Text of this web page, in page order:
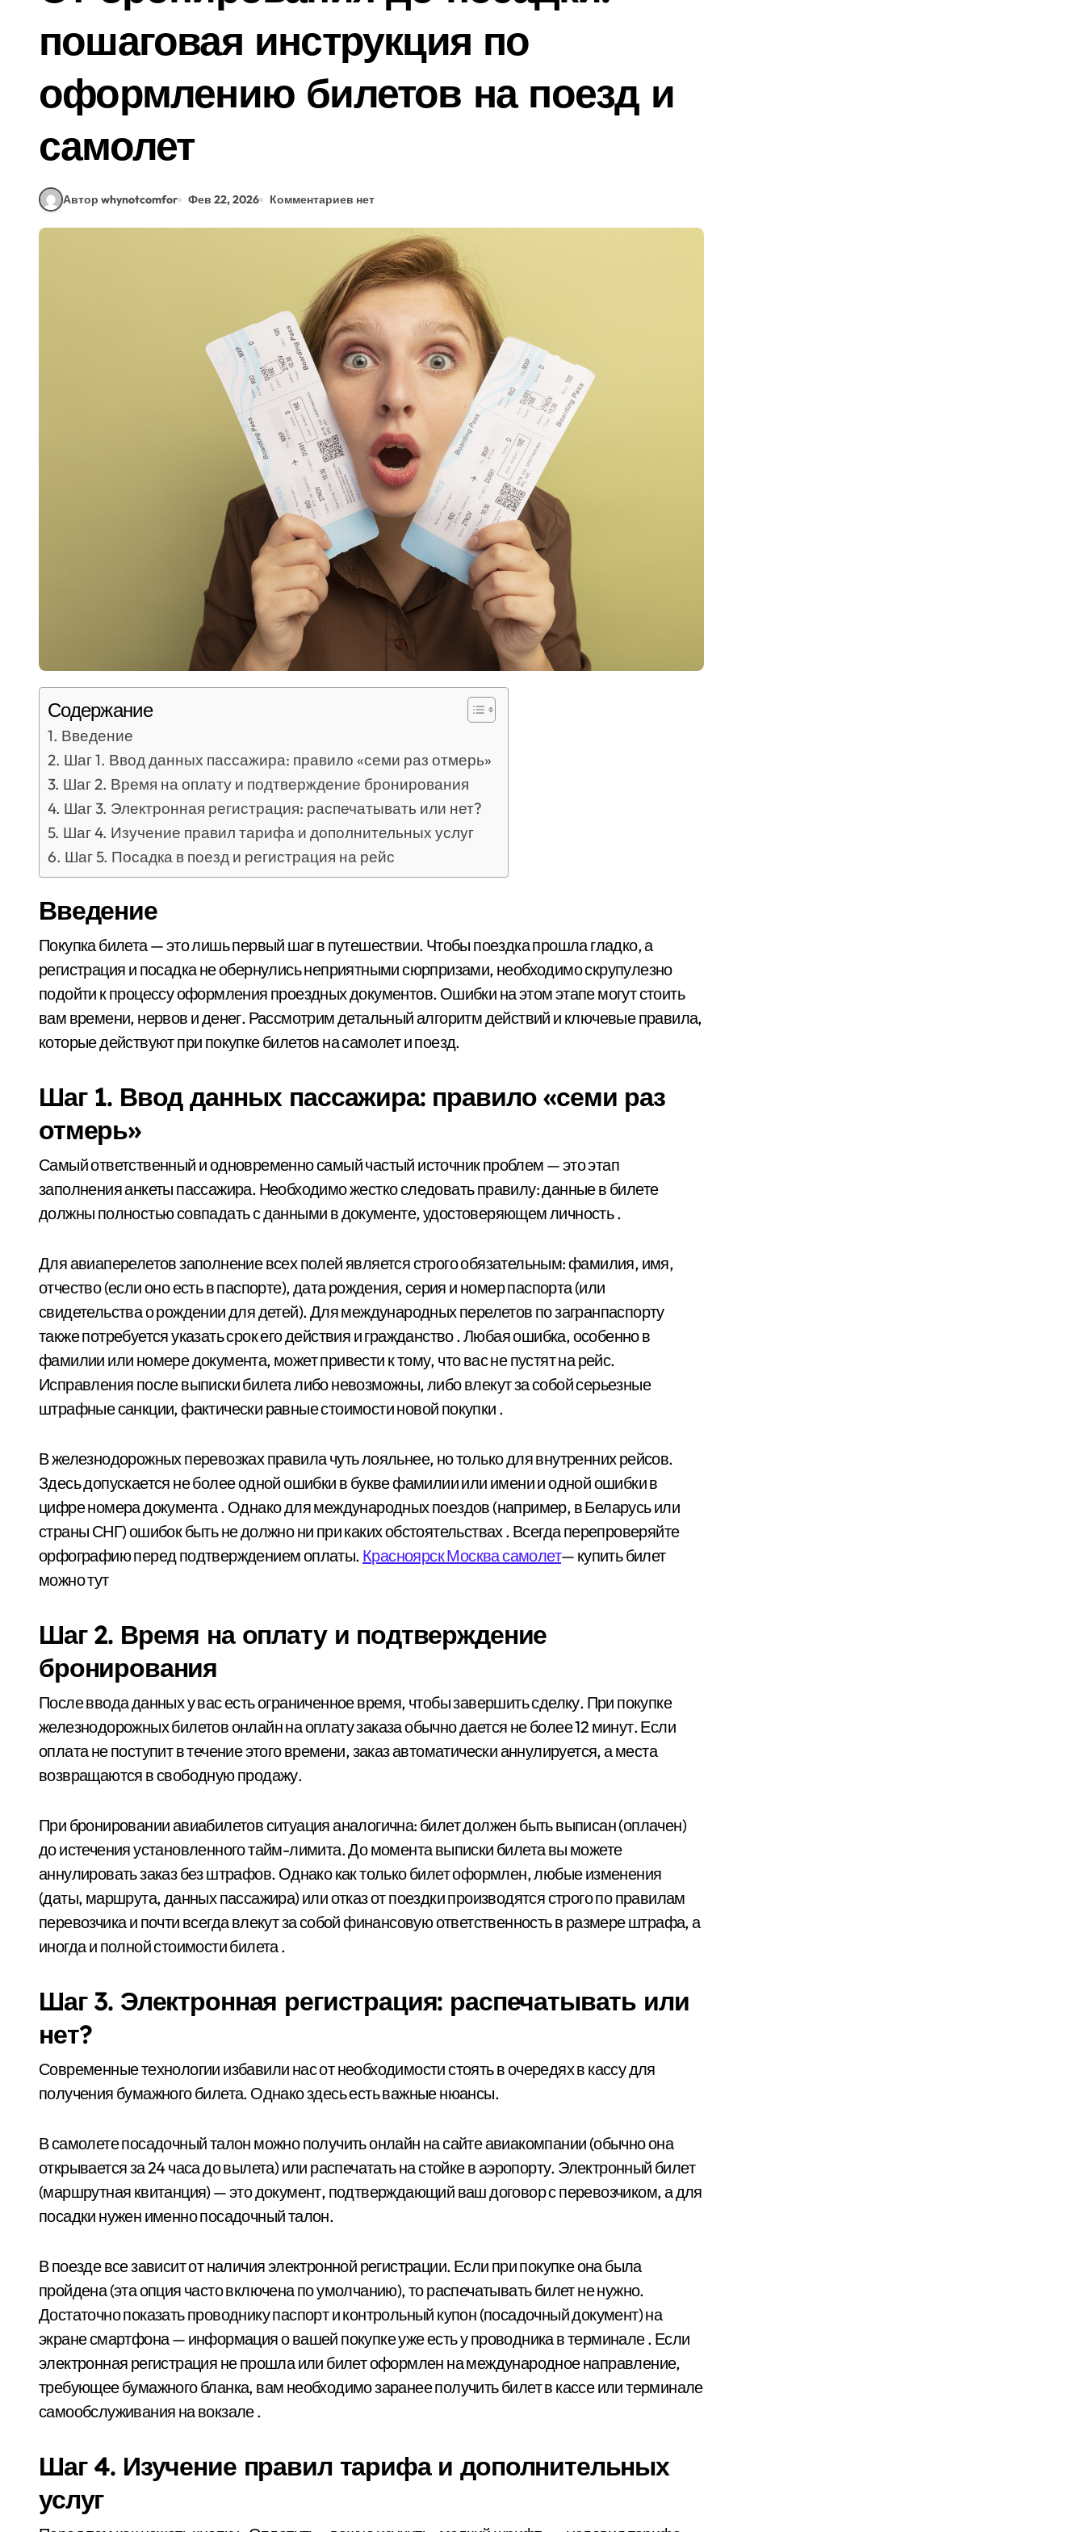
пошаговая инструкция по
оформлению билетов на поезд и
самолет
Автор whynotcomfor Фев 22, 2026 Комментариев нет
Содержание
Введение
Шаг 1. Ввод данных пассажира: правило «семи раз отмерь»
Шаг 2. Время на оплату и подтверждение бронирования
Шаг 3. Электронная регистрация: распечатывать или нет?
Шаг 4. Изучение правил тарифа и дополнительных услуг
Шаг 5. Посадка в поезд и регистрация на рейс
Введение
Покупка билета — это лишь первый шаг в путешествии. Чтобы поездка прошла гладко, а
регистрация и посадка не обернулись неприятными сюрпризами, необходимо скрупулезно
подойти к процессу оформления проездных документов. Ошибки на этом этапе могут стоить
вам времени, нервов и денег. Рассмотрим детальный алгоритм действий и ключевые правила,
которые действуют при покупке билетов на самолет и поезд.
Шаг 1. Ввод данных пассажира: правило «семи раз
отмерь»
Самый ответственный и одновременно самый частый источник проблем — это этап
заполнения анкеты пассажира. Необходимо жестко следовать правилу: данные в билете
должны полностью совпадать с данными в документе, удостоверяющем личность .
Для авиаперелетов заполнение всех полей является строго обязательным: фамилия, имя,
отчество (если оно есть в паспорте), дата рождения, серия и номер паспорта (или
свидетельства о рождении для детей). Для международных перелетов по загранпаспорту
также потребуется указать срок его действия и гражданство . Любая ошибка, особенно в
фамилии или номере документа, может привести к тому, что вас не пустят на рейс.
Исправления после выписки билета либо невозможны, либо влекут за собой серьезные
штрафные санкции, фактически равные стоимости новой покупки .
В железнодорожных перевозках правила чуть лояльнее, но только для внутренних рейсов.
Здесь допускается не более одной ошибки в букве фамилии или имени и одной ошибки в
цифре номера документа . Однако для международных поездов (например, в Беларусь или
страны СНГ) ошибок быть не должно ни при каких обстоятельствах . Всегда перепроверяйте
орфографию перед подтверждением оплаты. Красноярск Москва самолет— купить билет
можно тут
Шаг 2. Время на оплату и подтверждение
бронирования
После ввода данных у вас есть ограниченное время, чтобы завершить сделку. При покупке
железнодорожных билетов онлайн на оплату заказа обычно дается не более 12 минут. Если
оплата не поступит в течение этого времени, заказ автоматически аннулируется, а места
возвращаются в свободную продажу.
При бронировании авиабилетов ситуация аналогична: билет должен быть выписан (оплачен)
до истечения установленного тайм-лимита. До момента выписки билета вы можете
аннулировать заказ без штрафов. Однако как только билет оформлен, любые изменения
(даты, маршрута, данных пассажира) или отказ от поездки производятся строго по правилам
перевозчика и почти всегда влекут за собой финансовую ответственность в размере штрафа, а
иногда и полной стоимости билета .
Шаг 3. Электронная регистрация: распечатывать или
нет?
Современные технологии избавили нас от необходимости стоять в очередях в кассу для
получения бумажного билета. Однако здесь есть важные нюансы.
В самолете посадочный талон можно получить онлайн на сайте авиакомпании (обычно она
открывается за 24 часа до вылета) или распечатать на стойке в аэропорту. Электронный билет
(маршрутная квитанция) — это документ, подтверждающий ваш договор с перевозчиком, а для
посадки нужен именно посадочный талон.
В поезде все зависит от наличия электронной регистрации. Если при покупке она была
пройдена (эта опция часто включена по умолчанию), то распечатывать билет не нужно.
Достаточно показать проводнику паспорт и контрольный купон (посадочный документ) на
экране смартфона — информация о вашей покупке уже есть у проводника в терминале . Если
электронная регистрация не прошла или билет оформлен на международное направление,
требующее бумажного бланка, вам необходимо заранее получить билет в кассе или терминале
самообслуживания на вокзале .
Шаг 4. Изучение правил тарифа и дополнительных
услуг